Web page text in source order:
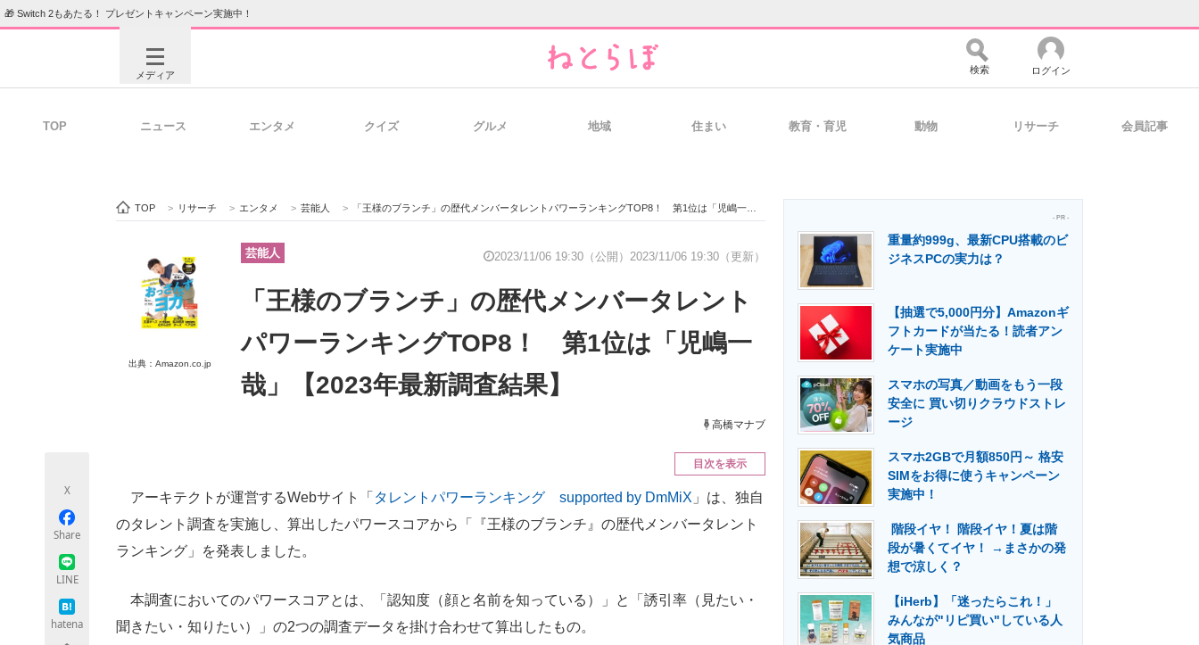
🎁 Switch 2もあたる！ プレゼントキャンペーン実施中！
メディア
ビジネスと働き方のヒント 経営リーダーのコミュニティ マーケ×ITの今がよく分かる
ITエンジニア向け専門サイト 製造業のIT導入・活用を支援
エネルギーの専門メディア 建設×テクノロジーの最前線
ちょっと気になるネットの話題
検索 ログイン
TOP ニュース エンタメ クイズ グルメ 地域 住まい 教育・育児 動物 リサーチ 会員記事
TOP > リサーチ > エンタメ > 芸能人 > 「王様のブランチ」の歴代メンバータレントパワーランキングTOP8！ 第1位は「児嶋一哉」【2023年最新調査結果】
出典：Amazon.co.jp
芸能人 2023/11/06 19:30（公開） 2023/11/06 19:30（更新）
「王様のブランチ」の歴代メンバータレント
パワーランキングTOP8！ 第1位は「児嶋一
哉」【2023年最新調査結果】
高橋マナブ
X
Share
LINE
hatena
目次を表示
アーキテクトが運営するWebサイト「 タレントパワーランキング supported by DmMiX 」は、独自
のタレント調査を実施し、算出したパワースコアから「『王様のブランチ』の歴代メンバータレント
ランキング」を発表しました。
本調査においてのパワースコアとは、「認知度（顔と名前を知っている）」と「誘引率（見たい・
聞きたい・知りたい）」の2つの調査データを掛け合わせて算出したもの。
- PR -
重量約999g、最新CPU搭載のビ
ジネスPCの実力は？
【抽選で5,000円分】Amazonギ
フトカードが当たる！読者アン
ケート実施中
スマホの写真／動画をもう一段
安全に 買い切りクラウドストレ
ージ
スマホ2GBで月額850円～ 格安
SIMをお得に使うキャンペーン
実施中！
階段イヤ！ 階段イヤ！夏は階
段が暑くてイヤ！ →まさかの発
想で涼しく？
【iHerb】「迷ったらこれ！」
みんなが"リピ買い"している人
気商品